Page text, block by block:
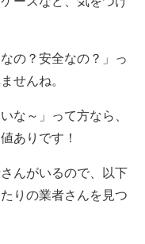
の？安全なの？」っ
せんね。
な～」って方なら、
ありです！
んがいるので、以下
りの業者さんを見つ